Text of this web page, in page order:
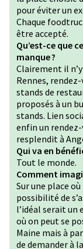
pour éviter un
Chaque
être accepté.
Qu’est-ce que
manque ?
Clairement il
Rennes,
stands de
proposés à un
stands. Lien
enfin un
resplendit à
Qui va en
Tout le monde.
Comment
Sur une place
possibilité de
l’idéal serait un
où on peut se
Maine mais à
de demander à